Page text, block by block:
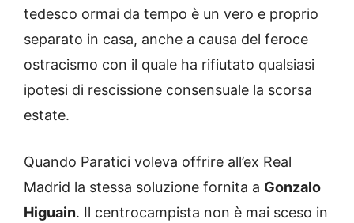
tedesco ormai da tempo è un vero e proprio
separato in casa, anche a causa del feroce
ostracismo con il quale ha rifiutato qualsiasi
ipotesi di rescissione consensuale la scorsa
estate.
Quando Paratici voleva offrire all’ex Real
Madrid la stessa soluzione fornita a Gonzalo
Higuain. Il centrocampista non è mai sceso in